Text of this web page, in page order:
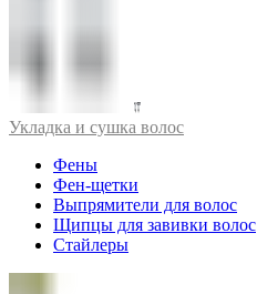
Укладка и сушка волос
Фены
Фен-щетки
Выпрямители для волос
Щипцы для завивки волос
Стайлеры